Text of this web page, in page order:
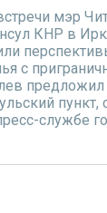
мэр
КНР в
с
пункт,
службе